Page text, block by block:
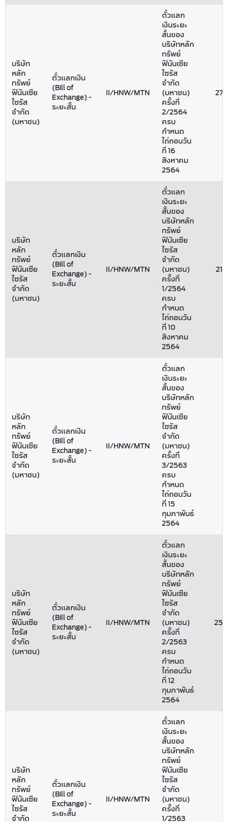
บริษัท
หลัก
ทรัพย์
ฟินันเซีย
ไซรัส
จำกัด
(มหาชน)
ตั๋วแลกเงิน
(Bill of
Exchange) -
ระยะสั้น
II/HNW/MTN
ตั๋วแลก
เงินระยะ
สั้นของ
บริษัทหลัก
ทรัพย์
ฟินันเซีย
ไซรัส
จำกัด
(มหาชน)
ครั้งที่
2/2564
ครบ
กำหนด
ไถ่ถอนวัน
ที่ 16
สิงหาคม
2564
บริษัท
หลัก
ทรัพย์
ฟินันเซีย
ไซรัส
จำกัด
(มหาชน)
ตั๋วแลกเงิน
(Bill of
Exchange) -
ระยะสั้น
II/HNW/MTN
ตั๋วแลก
เงินระยะ
สั้นของ
บริษัทหลัก
ทรัพย์
ฟินันเซีย
ไซรัส
จำกัด
(มหาชน)
ครั้งที่
1/2564
ครบ
กำหนด
ไถ่ถอนวัน
ที่ 10
สิงหาคม
2564
บริษัท
หลัก
ทรัพย์
ฟินันเซีย
ไซรัส
จำกัด
(มหาชน)
ตั๋วแลกเงิน
(Bill of
Exchange) -
ระยะสั้น
II/HNW/MTN
ตั๋วแลก
เงินระยะ
สั้นของ
บริษัทหลัก
ทรัพย์
ฟินันเซีย
ไซรัส
จำกัด
(มหาชน)
ครั้งที่
3/2563
ครบ
กำหนด
ไถ่ถอนวัน
ที่ 15
กุมภาพันธ์
2564
บริษัท
หลัก
ทรัพย์
ฟินันเซีย
ไซรัส
จำกัด
(มหาชน)
ตั๋วแลกเงิน
(Bill of
Exchange) -
ระยะสั้น
II/HNW/MTN
ตั๋วแลก
เงินระยะ
สั้นของ
บริษัทหลัก
ทรัพย์
ฟินันเซีย
ไซรัส
จำกัด
(มหาชน)
ครั้งที่
2/2563
ครบ
กำหนด
ไถ่ถอนวัน
ที่ 12
กุมภาพันธ์
2564
บริษัท
หลัก
ทรัพย์
ฟินันเซีย
ไซรัส
จำกัด
ตั๋วแลกเงิน
(Bill of
Exchange) -
ระยะสั้น
II/HNW/MTN
ตั๋วแลก
เงินระยะ
สั้นของ
บริษัทหลัก
ทรัพย์
ฟินันเซีย
ไซรัส
จำกัด
(มหาชน)
ครั้งที่
1/2563